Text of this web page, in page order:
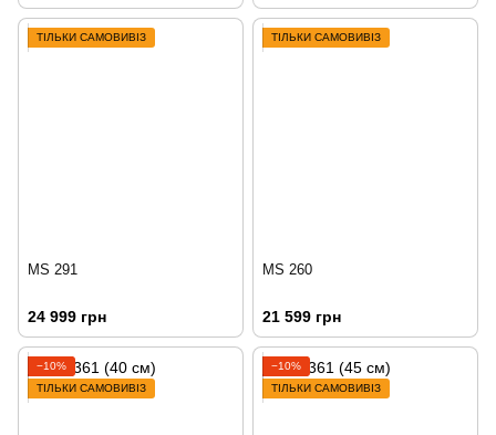
ТІЛЬКИ САМОВИВІЗ
MS 291
24 999 грн
ТІЛЬКИ САМОВИВІЗ
MS 260
21 599 грн
−10%
ТІЛЬКИ САМОВИВІЗ
−10%
ТІЛЬКИ САМОВИВІЗ